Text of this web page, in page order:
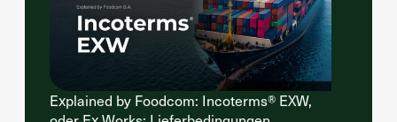
Explained by Foodcom: Incoterms® EXW,